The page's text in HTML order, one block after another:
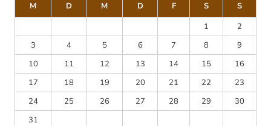
M D M D F S
S
1
2
3
4 5 6 7 8
9
10
11 12 13 14 15
16
17
18 19 20 21 22
23
24
25 26 27 28 29
30
31